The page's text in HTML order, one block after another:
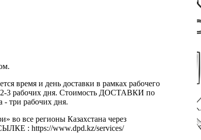
время и день доставки в рамках рабочего
2-3 рабочих дня. Стоимость ДОСТАВКИ по
три рабочих дня.
во все регионы Казахстана через
: https://www.dpd.kz/services/